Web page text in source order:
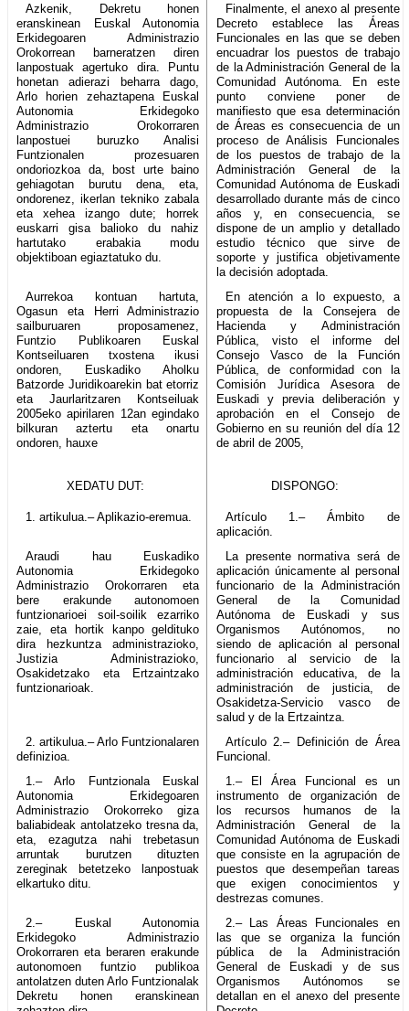
Azkenik, Dekretu honen
eranskinean Euskal Autonomia
Erkidegoaren Administrazio
Orokorrean barneratzen diren
lanpostuak agertuko dira. Puntu
honetan adierazi beharra dago,
Arlo horien zehaztapena Euskal
Autonomia Erkidegoko
Administrazio Orokorraren
lanpostuei buruzko Analisi
Funtzionalen prozesuaren
ondoriozkoa da, bost urte baino
gehiagotan burutu dena, eta,
ondorenez, ikerlan tekniko zabala
eta xehea izango dute; horrek
euskarri gisa balioko du nahiz
hartutako erabakia modu
objektiboan egiaztatuko du.
Finalmente, el anexo al presente
Decreto establece las Áreas
Funcionales en las que se deben
encuadrar los puestos de trabajo
de la Administración General de la
Comunidad Autónoma. En este
punto conviene poner de
manifiesto que esa determinación
de Áreas es consecuencia de un
proceso de Análisis Funcionales
de los puestos de trabajo de la
Administración General de la
Comunidad Autónoma de Euskadi
desarrollado durante más de cinco
años y, en consecuencia, se
dispone de un amplio y detallado
estudio técnico que sirve de
soporte y justifica objetivamente
la decisión adoptada.
Aurrekoa kontuan hartuta,
Ogasun eta Herri Administrazio
sailburuaren proposamenez,
Funtzio Publikoaren Euskal
Kontseiluaren txostena ikusi
ondoren, Euskadiko Aholku
Batzorde Juridikoarekin bat etorriz
eta Jaurlaritzaren Kontseiluak
2005eko apirilaren 12an egindako
bilkuran aztertu eta onartu
ondoren, hauxe
En atención a lo expuesto, a
propuesta de la Consejera de
Hacienda y Administración
Pública, visto el informe del
Consejo Vasco de la Función
Pública, de conformidad con la
Comisión Jurídica Asesora de
Euskadi y previa deliberación y
aprobación en el Consejo de
Gobierno en su reunión del día 12
de abril de 2005,
XEDATU DUT: DISPONGO:
1. artikulua.– Aplikazio-eremua.
Artículo 1.– Ámbito de
aplicación.
Araudi hau Euskadiko
Autonomia Erkidegoko
Administrazio Orokorraren eta
bere erakunde autonomoen
funtzionarioei soil-soilik ezarriko
zaie, eta hortik kanpo geldituko
dira hezkuntza administrazioko,
Justizia Administrazioko,
Osakidetzako eta Ertzaintzako
funtzionarioak.
La presente normativa será de
aplicación únicamente al personal
funcionario de la Administración
General de la Comunidad
Autónoma de Euskadi y sus
Organismos Autónomos, no
siendo de aplicación al personal
funcionario al servicio de la
administración educativa, de la
administración de justicia, de
Osakidetza-Servicio vasco de
salud y de la Ertzaintza.
2. artikulua.– Arlo Funtzionalaren
definizioa.
Artículo 2.– Definición de Área
Funcional.
1.– Arlo Funtzionala Euskal
Autonomia Erkidegoaren
Administrazio Orokorreko giza
baliabideak antolatzeko tresna da,
eta, ezagutza nahi trebetasun
arruntak burutzen dituzten
zereginak betetzeko lanpostuak
elkartuko ditu.
1.– El Área Funcional es un
instrumento de organización de
los recursos humanos de la
Administración General de la
Comunidad Autónoma de Euskadi
que consiste en la agrupación de
puestos que desempeñan tareas
que exigen conocimientos y
destrezas comunes.
2.– Euskal Autonomia
Erkidegoko Administrazio
Orokorraren eta beraren erakunde
autonomoen funtzio publikoa
antolatzen duten Arlo Funtzionalak
Dekretu honen eranskinean
2.– Las Áreas Funcionales en
las que se organiza la función
pública de la Administración
General de Euskadi y de sus
Organismos Autónomos se
detallan en el anexo del presente